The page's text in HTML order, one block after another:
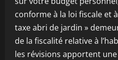
conforme à la loi fiscale et
taxe abri de jardin »
de la fiscalité relative à
les révisions apportent